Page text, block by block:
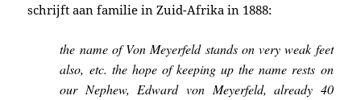
schrijft aan familie in Zuid-Afrika in 1888:
the name of Von Meyerfeld stands on very weak feet
also, etc. the hope of keeping up the name rests on
our Nephew, Edward von Meyerfeld, already 40